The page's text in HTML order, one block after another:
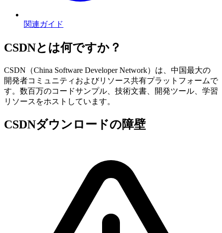
関連ガイド
CSDNとは何ですか？
CSDN（China Software Developer Network）は、中国最大の
開発者コミュニティおよびリソース共有プラットフォームで
す。数百万のコードサンプル、技術文書、開発ツール、学習
リソースをホストしています。
CSDNダウンロードの障壁